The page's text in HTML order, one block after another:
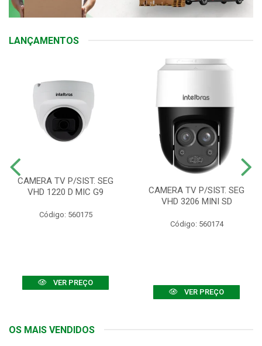
LANÇAMENTOS
CAMERA TV P/SIST. SEG
VHD 1220 D MIC G9
Código: 560175
VER PREÇO
CAMERA TV P/SIST. SEG
VHD 3206 MINI SD
Código: 560174
VER PREÇO
OS MAIS VENDIDOS